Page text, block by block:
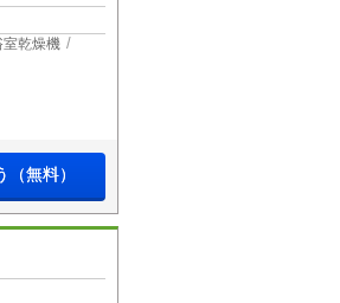
室乾燥機
無料）